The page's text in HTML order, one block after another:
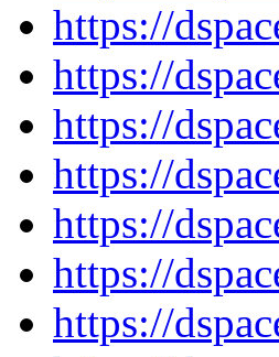
https://
https://
https://
https://
https://
https://
https://